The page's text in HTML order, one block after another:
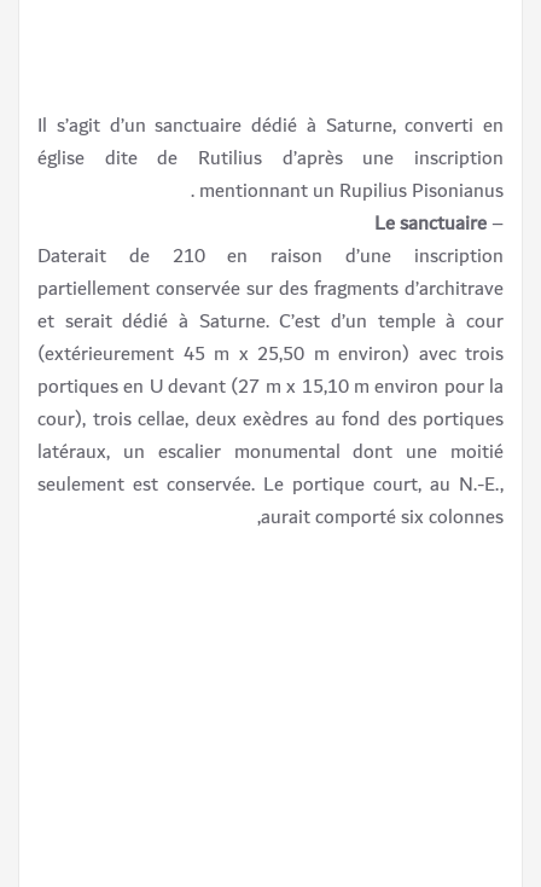
Il s’agit d’un sanctuaire dédié à Saturne, converti en
église dite de Rutilius d’après une inscription
mentionnant un Rupilius Pisonianus .
–
Le sanctuaire
Daterait de 210 en raison d’une inscription
partiellement conservée sur des fragments d’architrave
et serait dédié à Saturne. C’est d’un temple à cour
(extérieurement 45 m x 25,50 m environ) avec trois
portiques en U devant (27 m x 15,10 m environ pour la
cour), trois cellae, deux exèdres au fond des portiques
latéraux, un escalier monumental dont une moitié
seulement est conservée. Le portique court, au N.-E.,
aurait comporté six colonnes,